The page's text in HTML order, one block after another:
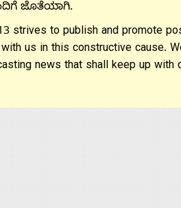
ಜೊತೆಯಾಗಿ.
strives to publish and promote
us in this constructive cause.
news that shall keep up with